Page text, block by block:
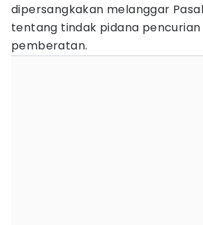
dipersangkakan melanggar Pasal
tentang tindak pidana
pemberatan.